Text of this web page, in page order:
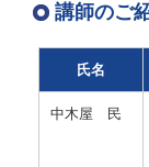
講師のご
氏名
中木屋 民